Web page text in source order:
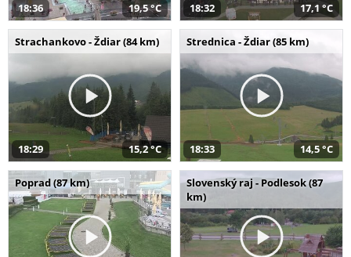
18:36 19,5 °C 18:32 17,1 °C
Strachankovo - Ždiar (84 km)
18:29 15,2 °C
Strednica - Ždiar (85 km)
18:33 14,5 °C
Poprad (87 km)
Slovenský raj - Podlesok (87
km)